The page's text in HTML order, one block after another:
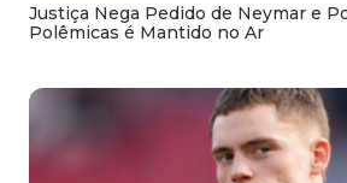
Justiça Nega Pedido de Neymar e
Polêmicas é Mantido no Ar